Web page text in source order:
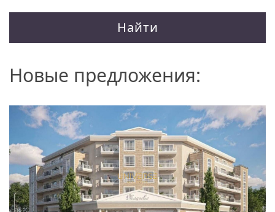
Найти
Новые предложения: